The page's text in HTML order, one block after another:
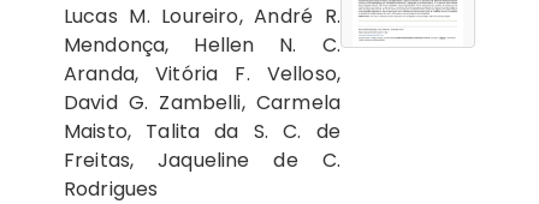
Lucas M. Loureiro, André R.
Mendonça, Hellen N. C.
Aranda, Vitória F. Velloso,
David G. Zambelli, Carmela
Maisto, Talita da S. C. de
Freitas, Jaqueline de C.
Rodrigues